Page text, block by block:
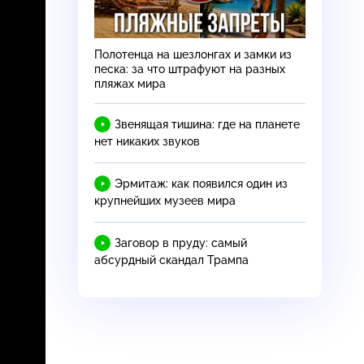
Полотенца на шезлонгах и замки из
песка: за что штрафуют на разных
пляжах мира
Звенящая тишина: где на планете
нет никаких звуков
Эрмитаж: как появился один из
крупнейших музеев мира
Заговор в пруду: самый
абсурдный скандал Трампа